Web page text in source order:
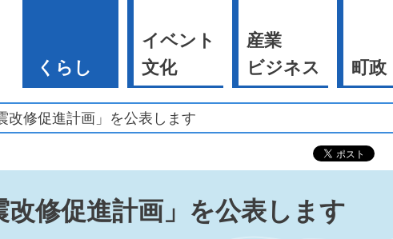
くらし
イベント
文化
産業
ビジネス
町政
改修促進計画」を公表します
改修促進計画」を公表します